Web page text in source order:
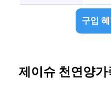
구입
제이슈 천연양